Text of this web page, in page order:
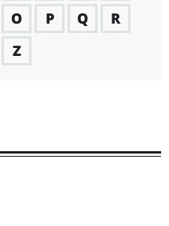
O P Q
R
Z